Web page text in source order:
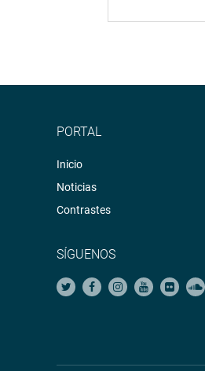
PORTAL
Inicio
Noticias
Contrastes
SÍGUENOS